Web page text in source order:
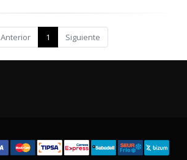
Anterior 1 Siguiente